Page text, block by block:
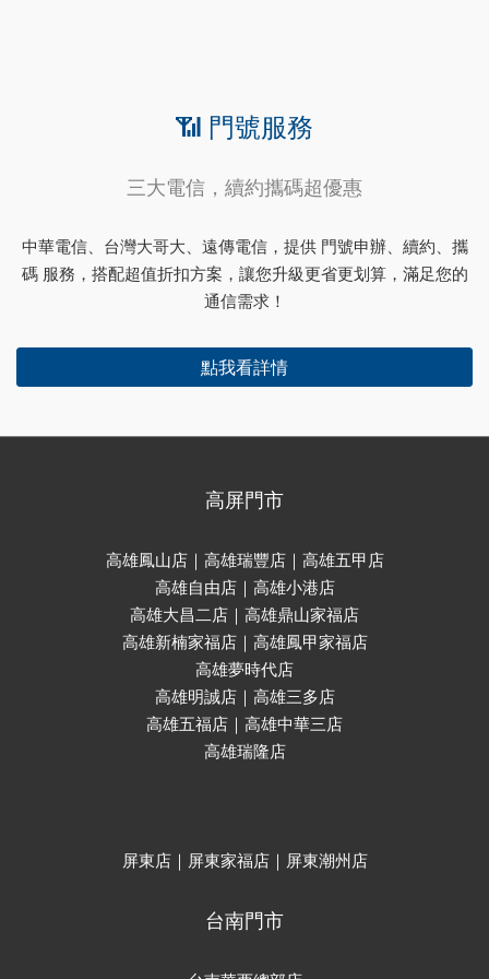
📶 門號服務
三大電信，續約攜碼超優惠
中華電信、台灣大哥大、遠傳電信，提供 門號申辦、續約、攜
碼 服務，搭配超值折扣方案，讓您升級更省更划算，滿足您的
通信需求！
點我看詳情
高屏門市
高雄鳳山店｜高雄瑞豐店｜高雄五甲店
高雄自由店｜高雄小港店
高雄大昌二店｜高雄鼎山家福店
高雄新楠家福店｜高雄鳳甲家福店
高雄夢時代店
高雄明誠店｜高雄三多店
高雄五福店｜高雄中華三店
高雄瑞隆店
屏東店｜屏東家福店｜屏東潮州店
台南門市